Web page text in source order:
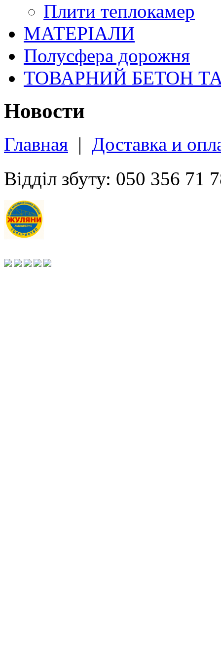
Плити теплокамер
МАТЕРІАЛИ
Полусфера дорожня
ТОВАРНИЙ БЕТОН
Новости
Главная | Доставка и
Відділ збуту: 050 356 71